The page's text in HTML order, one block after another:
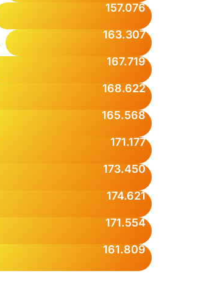
157.076
163.307
167.719
168.622
165.568
171.177
173.450
174.621
171.554
161.809